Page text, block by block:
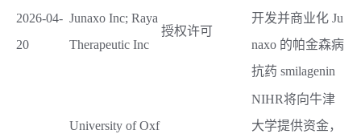
2026-04-
20
Junaxo Inc; Raya
Therapeutic Inc
授权许可
开发并商业化 Ju
naxo 的帕金森病
抗药 smilagenin
University of Oxf
NIHR将向牛津
大学提供资金，